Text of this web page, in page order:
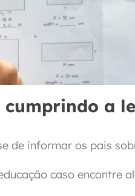
a
de informar os pais
caso encontre